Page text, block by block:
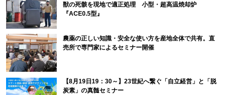
獣の死骸を現地で適正処理 小型・超高温焼却炉
『ACE0.5型』
農薬の正しい知識・安全な使い方を産地全体で共有。直
売所で専門家によるセミナー開催
【8月19日19：30～】23世紀へ繋ぐ「自立経営」と「脱
炭素」の真髄セミナー